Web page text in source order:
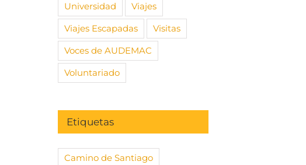
RECORDATORIO
URGENTE: Escapada
AUDEMAC al medieval
24 septiembre, 2025 | Sin
Escapada AUDEMAC al
medieval Maderuelo
18 septiembre, 2025
comentarios
Universidad
Viajes
Viajes Escapadas
Visitas
Voces de AUDEMAC
Voluntariado
Etiquetas
Camino de Santiago